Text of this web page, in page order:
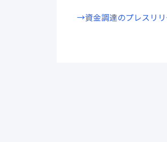
→資金調達のプレスリリ